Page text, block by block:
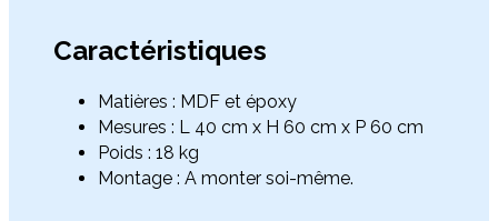
Caractéristiques
Matières : MDF et époxy
Mesures : L 40 cm x H 60 cm x P 60 cm
Poids : 18 kg
Montage : A monter soi-même.